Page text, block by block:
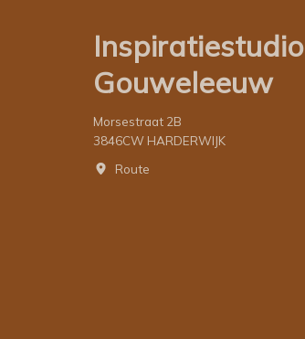
Inspiratiestudio
Gouweleeuw
Morsestraat 2B
3846CW HARDERWIJK
Route